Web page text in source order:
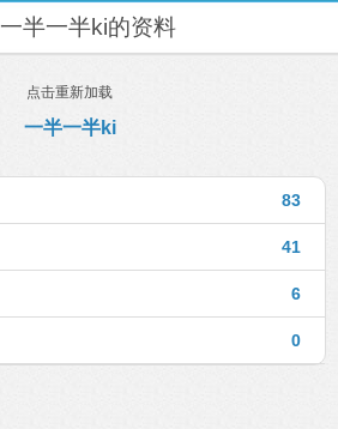
一半一半ki的资料
点击重新加载
一半一半ki
83
41
6
0